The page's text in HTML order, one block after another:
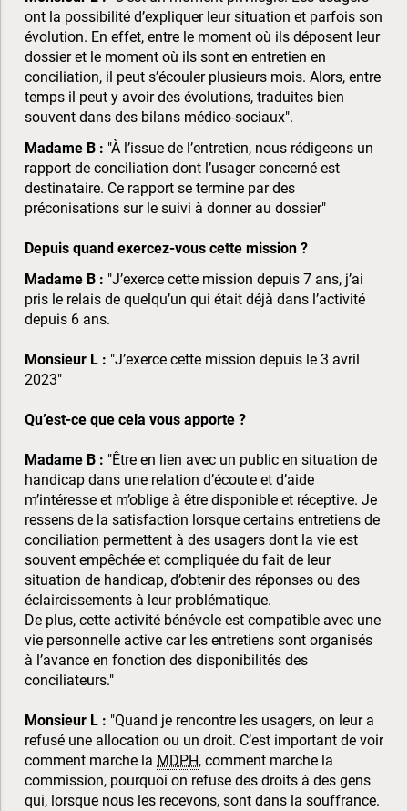
ont la possibilité d’expliquer leur situation et parfois son
évolution. En effet, entre le moment où ils déposent leur
dossier et le moment où ils sont en entretien en
conciliation, il peut s’écouler plusieurs mois. Alors, entre
temps il peut y avoir des évolutions, traduites bien
souvent dans des bilans médico-sociaux".
Madame B : "À l’issue de l’entretien, nous rédigeons un
rapport de conciliation dont l’usager concerné est
destinataire. Ce rapport se termine par des
préconisations sur le suivi à donner au dossier"
Depuis quand exercez-vous cette mission ?
Madame B : "J’exerce cette mission depuis 7 ans, j’ai
pris le relais de quelqu’un qui était déjà dans l’activité
depuis 6 ans.
Monsieur L : "J’exerce cette mission depuis le 3 avril
2023"
Qu’est-ce que cela vous apporte ?
Madame B : "Être en lien avec un public en situation de
handicap dans une relation d’écoute et d’aide
m’intéresse et m’oblige à être disponible et réceptive. Je
ressens de la satisfaction lorsque certains entretiens de
conciliation permettent à des usagers dont la vie est
souvent empêchée et compliquée du fait de leur
situation de handicap, d’obtenir des réponses ou des
éclaircissements à leur problématique.
De plus, cette activité bénévole est compatible avec une
vie personnelle active car les entretiens sont organisés
à l’avance en fonction des disponibilités des
conciliateurs."
Monsieur L : "Quand je rencontre les usagers, on leur a
refusé une allocation ou un droit. C’est important de voir
comment marche la MDPH, comment marche la
commission, pourquoi on refuse des droits à des gens
qui, lorsque nous les recevons, sont dans la souffrance.